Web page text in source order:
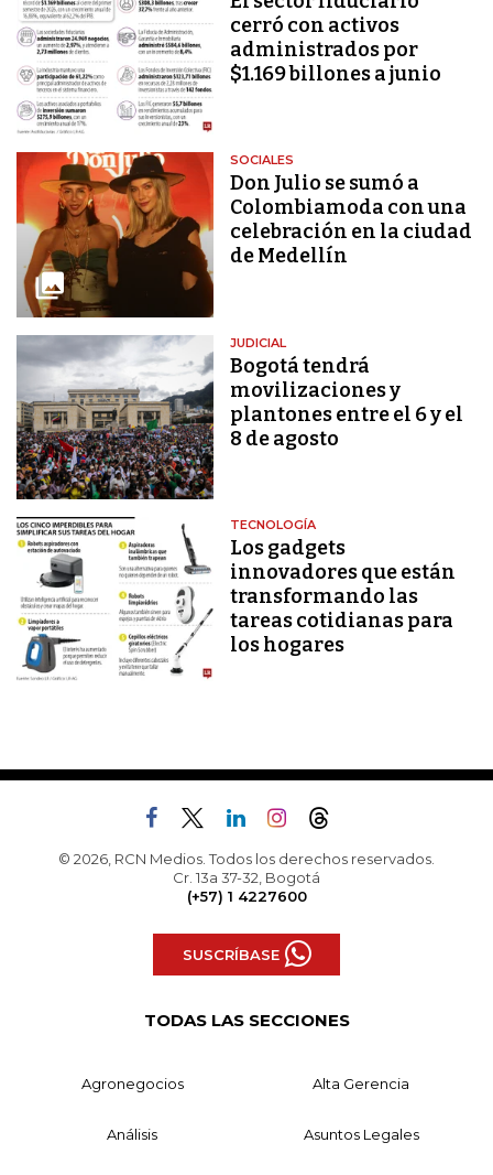
cerró con activos
administrados por
$1.169 billones a junio
SOCIALES
Don Julio se sumó a
Colombiamoda con una
celebración en la ciudad
de Medellín
JUDICIAL
Bogotá tendrá
movilizaciones y
plantones entre el 6 y el
8 de agosto
TECNOLOGÍA
Los gadgets
innovadores que están
transformando las
tareas cotidianas para
los hogares
© 2026, RCN Medios. Todos los derechos reservados.
Cr. 13a 37-32, Bogotá
(+57) 1 4227600
SUSCRÍBASE
TODAS LAS SECCIONES
Agronegocios Alta Gerencia
Análisis Asuntos Legales